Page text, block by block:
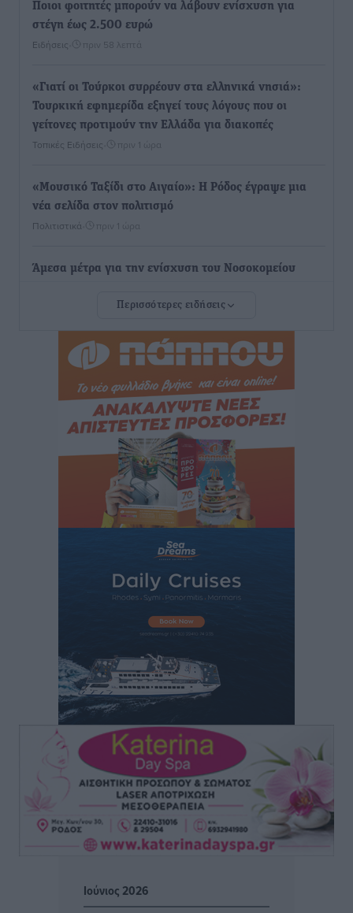
Ποιοι φοιτητές μπορούν να λάβουν ενίσχυση για
στέγη έως 2.500 ευρώ
Ειδήσεις πριν 58 λεπτά
«Γιατί οι Τούρκοι συρρέουν στα ελληνικά νησιά»:
Τουρκική εφημερίδα εξηγεί τους λόγους που οι
γείτονες προτιμούν την Ελλάδα για διακοπές
Τοπικές Ειδήσεις πριν 1 ώρα
«Μουσικό Ταξίδι στο Αιγαίο»: Η Ρόδος έγραψε μια
νέα σελίδα στον πολιτισμό
Πολιτιστικά πριν 1 ώρα
Άμεσα μέτρα για την ενίσχυση του Νοσοκομείου
ανακοίνωσε ο Άδωνις Γεωργιάδης
Iατρικός Σύλλογος Ροδου προς Α. Γεωργιάδη:
Στρατηγικές Προτάσεις για την Ενίσχυση της
Δημόσιας Υγείας στη Νησιωτική Ελλάδα και στα
Νοσοκομεία της Γ΄ Ζώνης
πριν 2 ώρες
Πάνθηρες: Ξεκίνησαν αισιόδοξοι για την παρθενική
Αθλητικά• πριν 2 ώρες
Αθλητικά• πριν 2 ώρες
Κλεάνθης: Έτοιμες οι κάρτες διαρκείας της νέας
σεζόν
Αθλητικά πριν 2 ώρες
Ατρόμητος Διμυλιάς: Ο Μαργαρίτης και μία
αδιαπραγμάτευτη φιλοσοφία
Αθλητικά• πριν 2 ώρες
Παπαεμμανουήλ
Περισσότερες ειδήσεις
Ιούνιος 2026